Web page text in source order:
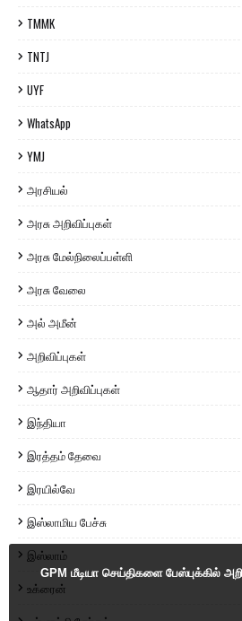
TMMK
TNTJ
UYF
WhatsApp
YMJ
அரசியல்
அரசு அறிவிப்புகள்
அரசு மேல்நிலைப்பள்ளி
அரசு வேலை
அல் அமீன்
அறிவிப்புகள்
ஆதார் அறிவிப்புகள்
இந்தியா
இரத்தம் தேவை
இரயில்வே
இஸ்லாமிய பேச்சு
இஸ்லாம்
உக்ரைன்
GPM மீடியா செய்திகளை பேஸ்புக்கில்